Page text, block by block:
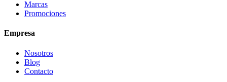
Marcas
Promociones
Empresa
Nosotros
Blog
Contacto